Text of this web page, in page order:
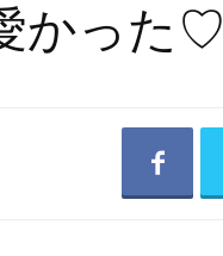
かった♡